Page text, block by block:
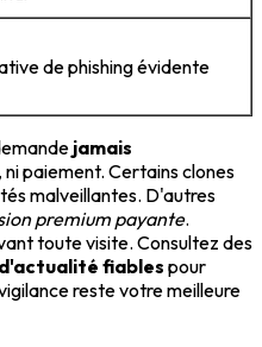
de phishing évidente
jamais
paiement. Certains clones
malveillantes. D'autres
premium payante.
toute visite. Consultez des
fiables pour
reste votre meilleure